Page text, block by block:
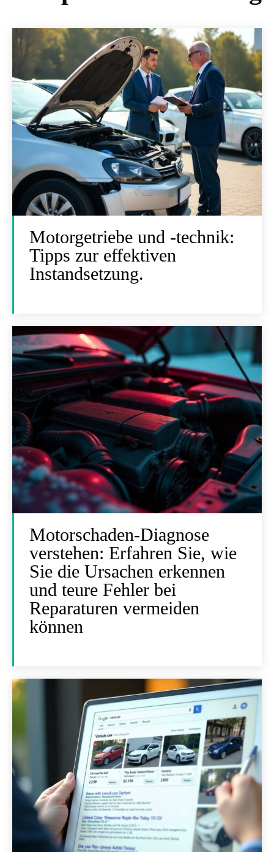
Motorgetriebe und -technik:
Tipps zur effektiven
Instandsetzung.
Motorschaden-Diagnose
verstehen: Erfahren Sie, wie
Sie die Ursachen erkennen
und teure Fehler bei
Reparaturen vermeiden
können